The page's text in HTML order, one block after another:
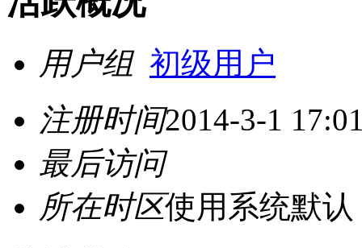
用户组 初级用户
注册时间2014-3-1
最后访问
所在时区使用系统默认